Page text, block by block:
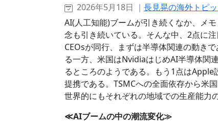
2026年5月18日 ｜ 長見晃の海外トピ
AI(人工知能)ブームが引き続くなか、メ
念も引き続いている。そんな中、2点に
CEOsが同行、まずは半導体関連の動き
る一方、米国はNvidiaはじめAI半導体関
るところのようである。もう1点は
提携である。TSMCへの全面依存から米
世界的にもそれぞれの地域での生産能力
≪AIブームの中の潮流変化≫